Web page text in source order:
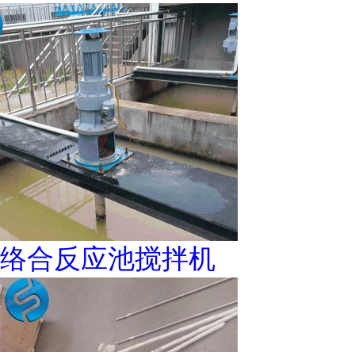
络合反应池搅拌机